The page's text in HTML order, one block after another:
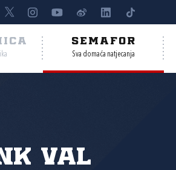
SEMAFOR
Sva domaća natjecanja
Val